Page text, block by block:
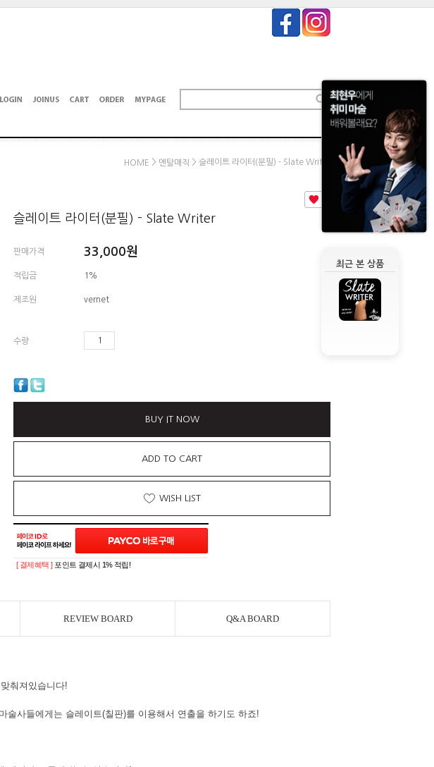
최근 본 상품
HOME > 멘탈매직 > 슬레이트 라이터(분필) - Slate Writer
슬레이트 라이터(분필) - Slate Writer
판매가격 33,000원
적립금 1%
제조원 vernet
수량
BUY IT NOW
ADD TO CART
WISH LIST
[ 결제혜택 ] 포인트 결제시 1% 적립!
REVIEW BOARD Q&A BOARD
춰져있습니다!
사들에게는 슬레이트(칠판)를 이용해서 연출을 하기도 하죠!